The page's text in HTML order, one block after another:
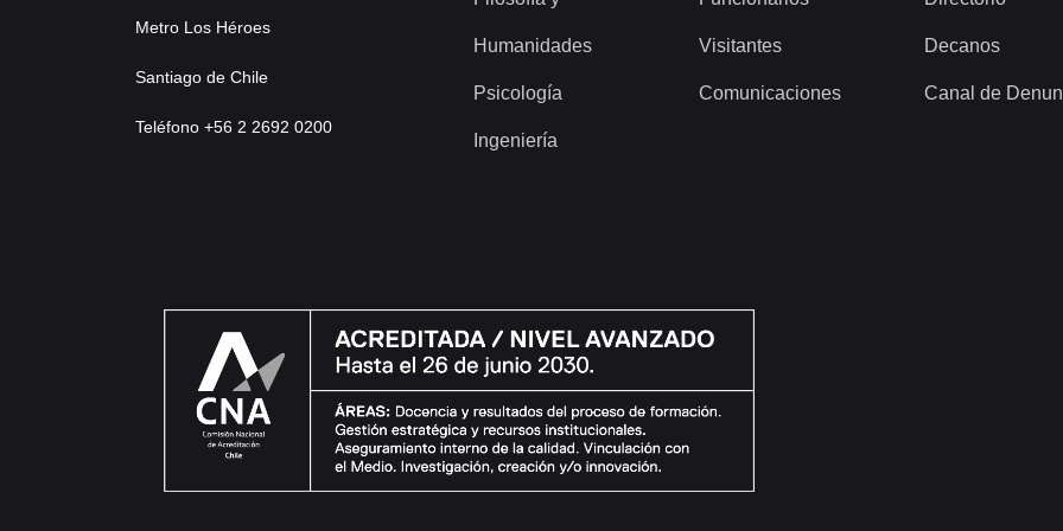
Metro Los Héroes
Santiago de Chile
Teléfono +56 2 2692 0200
Humanidades
Psicología
Ingeniería
Visitantes
Comunicaciones
Decanos
Canal de